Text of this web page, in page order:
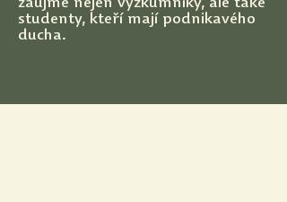
zaujme nejen výzkumníky, ale také
studenty, kteří mají podnikavého
ducha.